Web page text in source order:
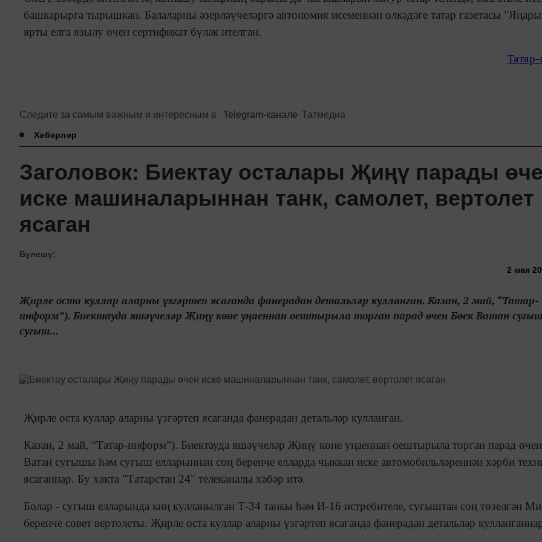
башкарырга тырышкан. Балаларны әзерләүчеләргә автономия исеменнән өлкәдәге татар газетасы
ярты елга язылу өчен сертификат бүләк ителгән.
Следите за самым важным и интересным в Telegram-канале Татмедиа
Хәбәрләр
Заголовок: Биектау осталары Җиңү парады
иске машиналарыннан танк, самолет, вертолет
ясаган
Бүлешү:
2 мая
Җирле оста куллар аларны үзгәртеп ясаганда фанерадан детальләр кулланган. Казан, 2 май, “Татар-
информ”). Биектауда яшәүчеләр Җиңү көне уңаеннан оештырыла торган парад өчен Бөек Ватан
сугыш...
Җирле оста куллар аларны үзгәртеп ясаганда фанерадан детальләр кулланган.
Казан, 2 май, “Татар-информ”). Биектауда яшәүчеләр Җиңү көне уңаеннан оештырыла торган парад
Ватан сугышы һәм сугыш елларыннан соң беренче елларда чыккан иске автомобильләреннән хәрби
ясаганнар. Бу хакта "Татарстан 24" телеканалы хәбәр итә.
Болар - сугыш елларында киң кулланылган Т-34 танкы һәм И-16 истребителе, сугыштан соң төзелгән
беренче совет вертолеты. Җирле оста куллар аларны үзгәртеп ясаганда фанерадан детальләр